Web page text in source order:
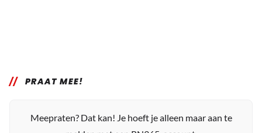
PRAAT MEE!
Meepraten? Dat kan! Je hoeft je alleen maar aan te